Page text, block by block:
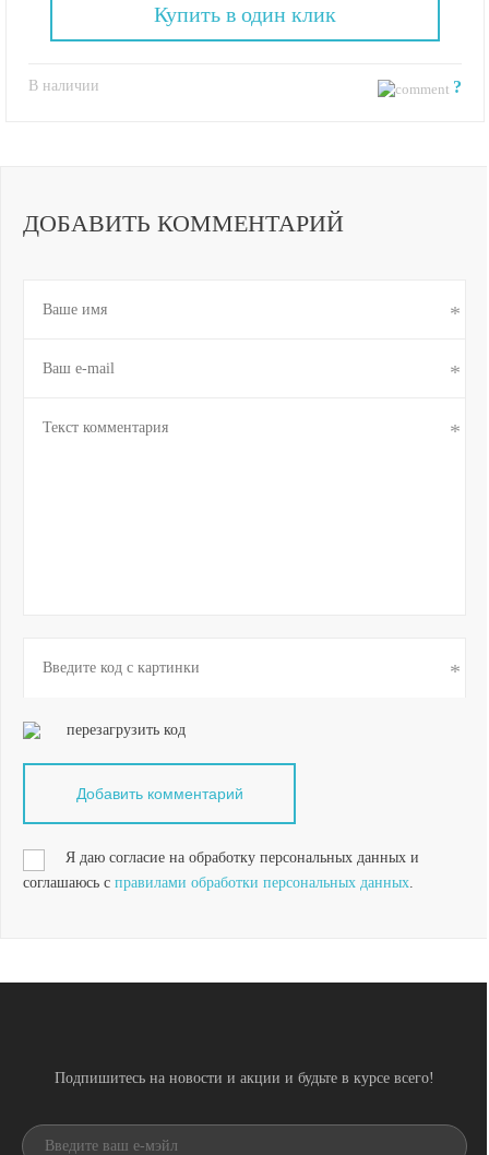
В наличии ?
Купить в один клик
ДОБАВИТЬ КОММЕНТАРИЙ
перезагрузить код
Я даю согласие на обработку персональных данных и
соглашаюсь с правилами обработки персональных данных
Подпишитесь на новости и акции и будьте в курсе всего!